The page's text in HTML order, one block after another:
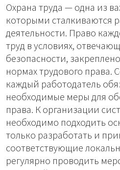
Подписка
Охрана труда — одна из
которыми сталкиваются
деятельности. Право
труд в условиях,
безопасности,
нормах трудового права.
каждый работодатель
необходимые меры для
права. К организации
необходимо подходить
только разработать и
соответствующие
регулярно проводить